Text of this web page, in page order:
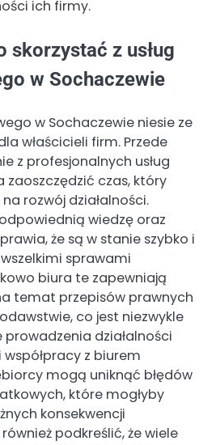
ich firmy.
skorzystać z usług
w Sochaczewie
w Sochaczewie niesie ze
właścicieli firm. Przede
z profesjonalnych usług
zaoszczędzić czas, który
rozwój działalności.
wiedzę oraz
że są w stanie szybko i
sprawami
biura te zapewniają
temat przepisów prawnych
co jest niezwykle
działalności
z biurem
mogą uniknąć błędów
które mogłyby
konsekwencji
podkreślić, że wiele